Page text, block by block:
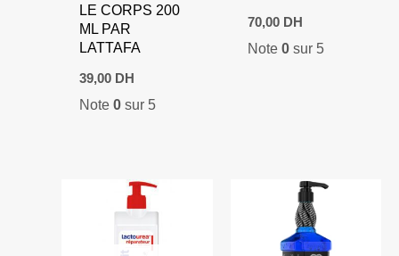
LE CORPS 200
ML PAR
LATTAFA
39,00 DH
Note 0sur 5
70,00 DH
Note0 sur 5